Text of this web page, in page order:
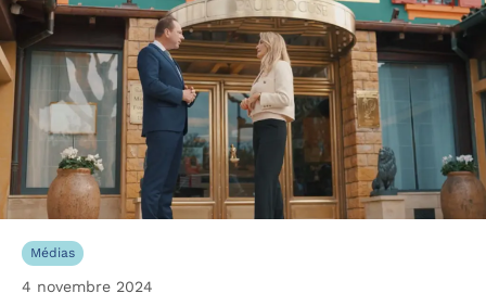
Médias
4 novembre 2024